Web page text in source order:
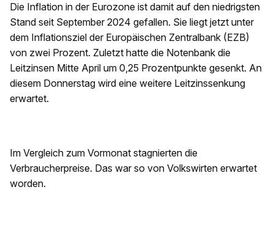
Die Inflation in der Eurozone ist damit auf den niedrigsten
Stand seit September 2024 gefallen. Sie liegt jetzt unter
dem Inflationsziel der Europäischen Zentralbank (EZB)
von zwei Prozent. Zuletzt hatte die Notenbank die
Leitzinsen Mitte April um 0,25 Prozentpunkte gesenkt. An
diesem Donnerstag wird eine weitere Leitzinssenkung
erwartet.
Im Vergleich zum Vormonat stagnierten die
Verbraucherpreise. Das war so von Volkswirten erwartet
worden.